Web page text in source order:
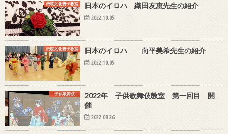
伝統文化親子教室 日本のイロハ 織田友恵先生の紹介
2022.10.05
伝統文化親子教室 日本のイロハ 向平美希先生の紹介
2022.10.05
子供歌舞伎
2022年 子供歌舞伎教室 第一回目 開
催
2022.09.26